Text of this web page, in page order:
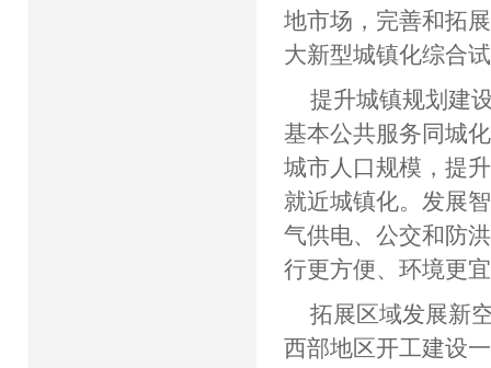
地市场，完善和拓
大新型城镇化综合
提升城镇规划建
基本公共服务同城
城市人口规模，提
就近城镇化。发展
气供电、公交和防
行更方便、环境更
拓展区域发展新
西部地区开工建设